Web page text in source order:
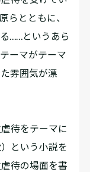
らとともに、
……というあら
ーマがテーマ
雰囲気が漂
待をテーマに
という小説を
待の場面を書